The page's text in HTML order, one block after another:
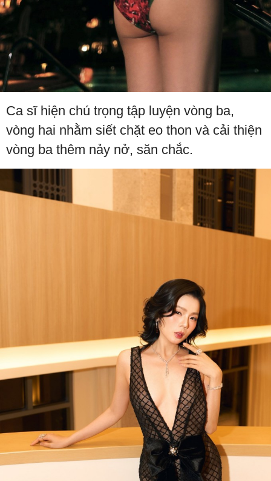
Ca sĩ hiện chú trọng tập luyện vòng ba,
vòng hai nhằm siết chặt eo thon và cải thiện
vòng ba thêm nảy nở, săn chắc.